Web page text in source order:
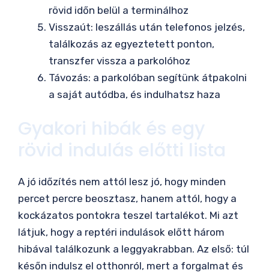
rövid időn belül a terminálhoz
Visszaút: leszállás után telefonos jelzés,
találkozás az egyeztetett ponton,
transzfer vissza a parkolóhoz
Távozás: a parkolóban segítünk átpakolni
a saját autódba, és indulhatsz haza
Gyakori hibák és egy
rövid indulás előtti lista
A jó időzítés nem attól lesz jó, hogy minden
percet percre beosztasz, hanem attól, hogy a
kockázatos pontokra teszel tartalékot. Mi azt
látjuk, hogy a reptéri indulások előtt három
hibával találkozunk a leggyakrabban. Az első: túl
későn indulsz el otthonról, mert a forgalmat és